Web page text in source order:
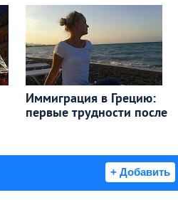
Иммиграция в Грецию:
первые трудности после
+ Добавить